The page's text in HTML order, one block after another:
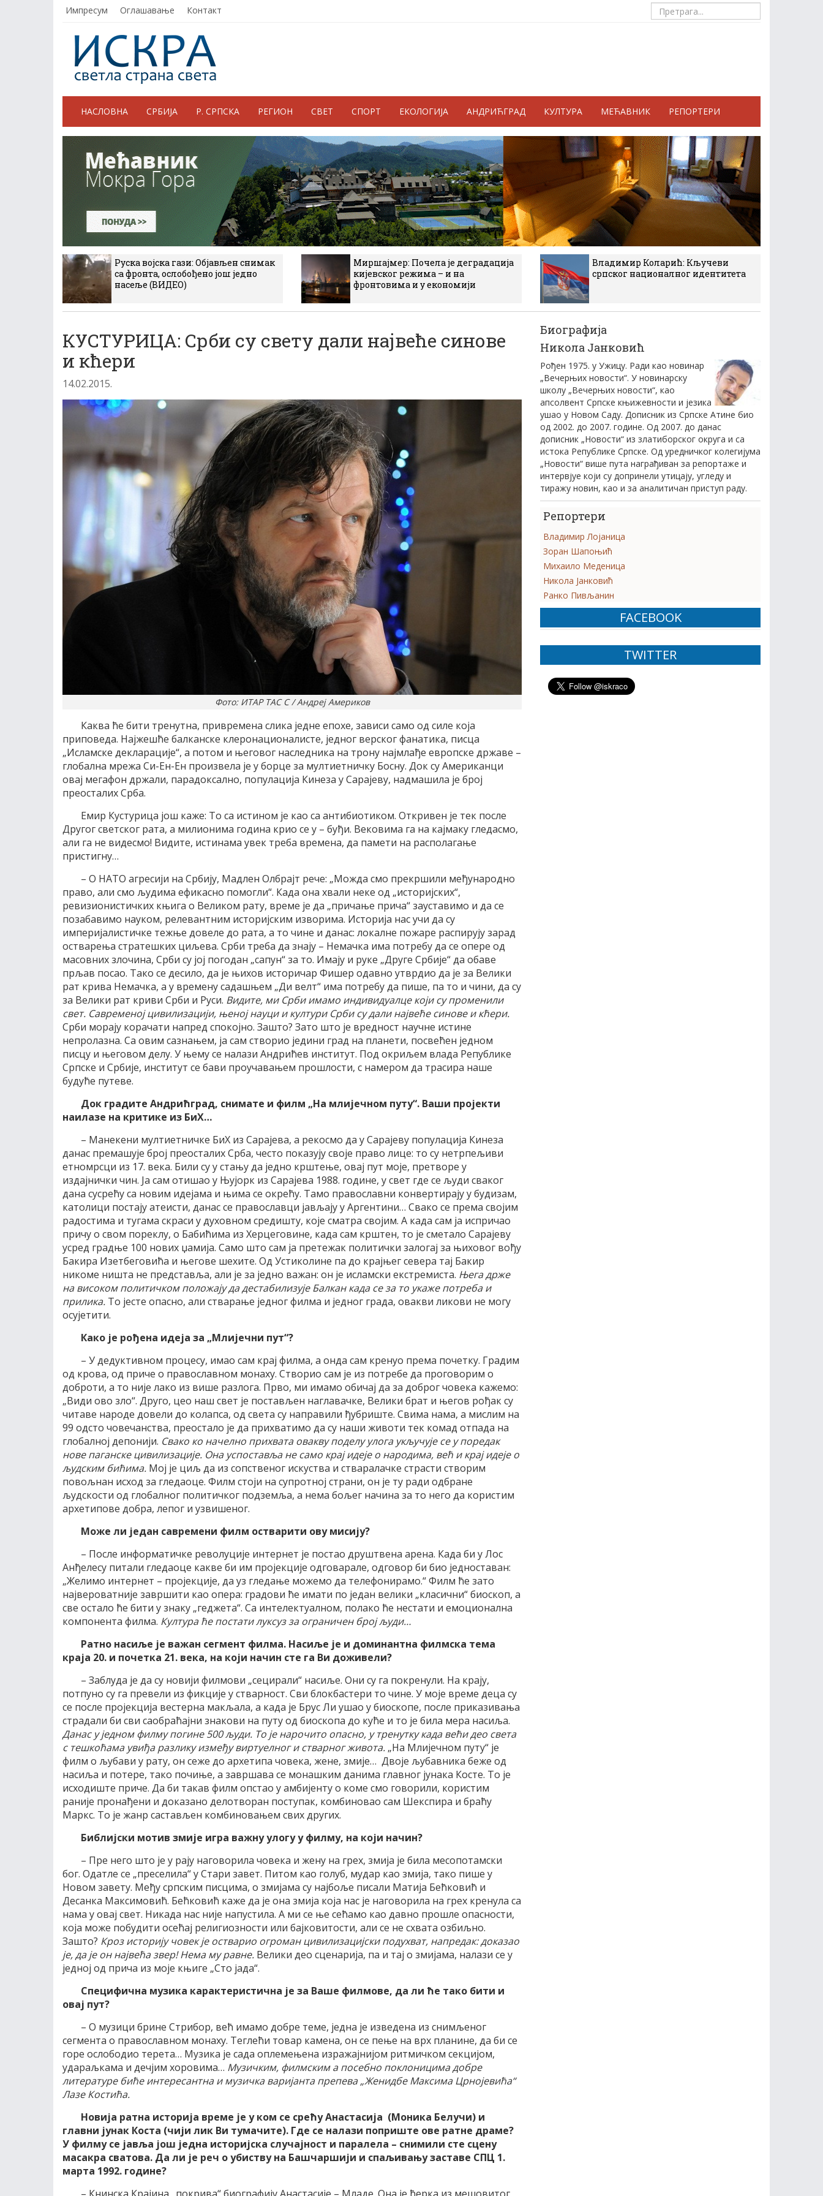
Импресум Оглашавање Контакт
НАСЛОВНА СРБИЈА Р. СРПСКА РЕГИОН СВЕТ СПОРТ ЕКОЛОГИЈА АНДРИЋГРАД КУЛТУРА МЕЋАВНИК РЕПОРТЕРИ
Руска војска гази: Објављен снимак
са фронта, ослобођено још једно
насеље (ВИДЕО)
Миршајмер: Почела је деградација
кијевског режима – и на
фронтовима и у економији
Владимир Коларић: Кључеви
српског националног идентитета
КУСТУРИЦА: Срби су свету дали највеће синове
и кћери
14.02.2015.
Фото: ИТАР ТАС С / Андреј Америков
Каква ће бити тренутна, привремена слика једне епохе, зависи само од силе која
приповеда. Најжешће балканске клеронационалисте, једног верског фанатика, писца
„Исламске декларације“, а потом и његовог наследника на трону најмлађе европске државе –
глобална мрежа Си-Ен-Ен произвела је у борце за мултиетничку Босну. Док су Американци
овај мегафон држали, парадоксално, популација Кинеза у Сарајеву, надмашила је број
преосталих Срба.
Емир Кустурица још каже: То са истином је као са антибиотиком. Откривен је тек после
Другог светског рата, а милионима година крио се у – буђи. Вековима га на кајмаку гледасмо,
али га не видесмо! Видите, истинама увек треба времена, да памети на располагање
пристигну…
– О НАТО агресији на Србију, Мадлен Олбрајт рече: „Можда смо прекршили међународно
право, али смо људима ефикасно помогли“. Када она хвали неке од „историјских“,
ревизионистичких књига о Великом рату, време је да „причање прича“ зауставимо и да се
позабавимо науком, релевантним историјским изворима. Историја нас учи да су
империјалистичке тежње довеле до рата, а то чине и данас: локалне пожаре распирују зарад
остварења стратешких циљева. Срби треба да знају – Немачка има потребу да се опере од
масовних злочина, Срби су јој погодан „сапун“ за то. Имају и руке „Друге Србије“ да обаве
прљав посао. Тако се десило, да је њихов историчар Фишер одавно утврдио да је за Велики
рат крива Немачка, а у времену садашњем „Ди велт“ има потребу да пише, па то и чини, да су
за Велики рат криви Срби и Руси. Видите, ми Срби имамо индивидуалце који су променили
свет. Савременој цивилизацији, њеној науци и култури Срби су дали највеће синове и кћери.
Срби морају корачати напред спокојно. Зашто? Зато што је вредност научне истине
непролазна. Са овим сазнањем, ја сам створио једини град на планети, посвећен једном
писцу и његовом делу. У њему се налази Андрићев институт. Под окриљем влада Републике
Српске и Србије, институт се бави проучавањем прошлости, с намером да трасира наше
будуће путеве.
Док градите Андрићград, снимате и филм „На млијечном путу“. Ваши пројекти
наилазе на критике из БиХ…
– Манекени мултиетничке БиХ из Сарајева, а рекосмо да у Сарајеву популација Кинеза
данас премашује број преосталих Срба, често показују своје право лице: то су нетрпељиви
етномрсци из 17. века. Били су у стању да једно крштење, овај пут моје, претворе у
издајнички чин. Ја сам отишао у Њујорк из Сарајева 1988. године, у свет где се људи сваког
дана сусрећу са новим идејама и њима се окрећу. Тамо православни конвертирају у будизам,
католици постају атеисти, данас се православци јављају у Аргентини… Свако се према својим
радостима и тугама скраси у духовном средишту, које сматра својим. А када сам ја испричао
причу о свом пореклу, о Бабићима из Херцеговине, када сам крштен, то је сметало Сарајеву
усред градње 100 нових џамија. Само што сам ја претежак политички залогај за њиховог вођу
Бакира Изетбеговића и његове шехите. Од Устиколине па до крајњег севера тај Бакир
никоме ништа не представља, али је за једно важан: он је исламски екстремиста. Њега држе
на високом политичком положају да дестабилизује Балкан када се за то укаже потреба и
прилика. То јесте опасно, али стварање једног филма и једног града, овакви ликови не могу
осујетити.
Како је рођена идеја за „Млијечни пут“?
– У дедуктивном процесу, имао сам крај филма, а онда сам кренуо према почетку. Градим
од крова, од приче о православном монаху. Створио сам је из потребе да проговорим о
доброти, а то није лако из више разлога. Прво, ми имамо обичај да за доброг човека кажемо:
„Види ово зло“. Друго, цео наш свет је постављен наглавачке, Велики брат и његов рођак су
читаве народе довели до колапса, од света су направили ђубриште. Свима нама, а мислим на
99 одсто човечанства, преостало је да прихватимо да су наши животи тек комад отпада на
глобалној депонији. Свако ко начелно прихвата овакву поделу улога укључује се у поредак
нове паганске цивилизације. Она успоставља не само крај идеје о народима, већ и крај идеје о
људским бићима. Мој је циљ да из сопственог искуства и стваралачке страсти створим
повољнан исход за гледаоце. Филм стоји на супротној страни, он је ту ради одбране
људскости од глобалног политичког подземља, а нема бољег начина за то него да користим
архетипове добра, лепог и узвишеног.
Може ли један савремени филм остварити ову мисију?
– После информатичке револуције интернет је постао друштвена арена. Када би у Лос
Анђелесу питали гледаоце какве би им пројекције одговарале, одговор би био једноставан:
„Желимо интернет – пројекције, да уз гледање можемо да телефонирамо.“ Филм ће зато
највероватније завршити као опера: градови ће имати по један велики „класични“ биоскоп, а
све остало ће бити у знаку „геджета“. Са интелектуалном, полако ће нестати и емоционална
компонента филма. Култура ће постати луксуз за ограничен број људи…
Ратно насиље је важан сегмент филма. Насиље је и доминантна филмска тема
краја 20. и почетка 21. века, на који начин сте га Ви доживели?
– Заблуда је да су новији филмови „сецирали“ насиље. Они су га покренули. На крају,
потпуно су га превели из фикције у стварност. Сви блокбастери то чине. У моје време деца су
се после пројекција вестерна макљала, а када је Брус Ли ушао у биоскопе, после приказивања
страдали би сви саобраћајни знакови на путу од биоскопа до куће и то је била мера насиља.
Данас у једном филму погине 500 људи. То је нарочито опасно, у тренутку када већи део света
с тешкоћама увиђа разлику између виртуелног и стварног живота. „На Млијечном путу“ је
филм о љубави у рату, он сеже до архетипа човека, жене, змије… Двоје љубавника беже од
насиља и потере, тако почиње, а завршава се монашким данима главног јунака Косте. То је
исходиште приче. Да би такав филм опстао у амбијенту о коме смо говорили, користим
раније пронађени и доказано делотворан поступак, комбиновао сам Шекспира и браћу
Маркс. То је жанр састављен комбиновањем свих других.
Библијски мотив змије игра важну улогу у филму, на који начин?
– Пре него што је у рају наговорила човека и жену на грех, змија је била месопотамски
бог. Одатле се „преселила“ у Стари завет. Питом као голуб, мудар као змија, тако пише у
Новом завету. Међу српским писцима, о змијама су најбоље писали Матија Бећковић и
Десанка Максимовић. Бећковић каже да је она змија која нас је наговорила на грех кренула са
нама у овај свет. Никада нас није напустила. А ми се ње сећамо као давно прошле опасности,
која може побудити осећај религиозности или бајковитости, али се не схвата озбиљно.
Зашто? Кроз историју човек је остварио огроман цивилизацијски подухват, напредак: доказао
је, да је он највећа звер! Нема му равне. Велики део сценарија, па и тај о змијама, налази се у
једној од прича из моје књиге „Сто јада“.
Специфична музика карактеристична је за Ваше филмове, да ли ће тако бити и
овај пут?
– О музици брине Стрибор, већ имамо добре теме, једна је изведена из снимљеног
сегмента о православном монаху. Теглећи товар камена, он се пење на врх планине, да би се
горе ослободио терета… Музика је сада оплемењена изражајнијом ритмичком секцијом,
удараљкама и дечјим хоровима… Музичким, филмским а посебно поклоницима добре
литературе биће интересантна и музичка варијанта препева „Женидбе Максима Црнојевића“
Лазе Костића.
Новија ратна историја време је у ком се срећу Анастасија (Моника Белучи) и
главни јунак Коста (чији лик Ви тумачите). Где се налази поприште ове ратне драме?
У филму се јавља још једна историјска случајност и паралела – снимили сте сцену
масакра сватова. Да ли је реч о убиству на Башчаршији и спаљивању заставе СПЦ 1.
марта 1992. године?
Биографија
Никола Јанковић
Рођен 1975. у Ужицу. Ради као новинар
„Вечерњих новости“. У новинарску
школу „Вечерњих новости“, као
апсолвент Српске књижевности и језика
ушао у Новом Саду. Дописник из Српске Атине био
од 2002. до 2007. године. Од 2007. до данас
дописник „Новости“ из златиборског округа и са
истока Републике Српске. Од уредничког колегијума
„Новости“ више пута награђиван за репортаже и
интервјуе који су допринели утицају, угледу и
тиражу новин, као и за аналитичан приступ раду.
Репортери
Владимир Лојаница
Зоран Шапоњић
Михаило Меденица
Никола Јанковић
Ранко Пивљанин
FACEBOOK
TWITTER